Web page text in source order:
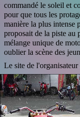
commandé le soleil et
pour que tous les
manière la plus intense
proposait de la piste au
mélange unique de
oublier la scène des
Le site de l'organisateur